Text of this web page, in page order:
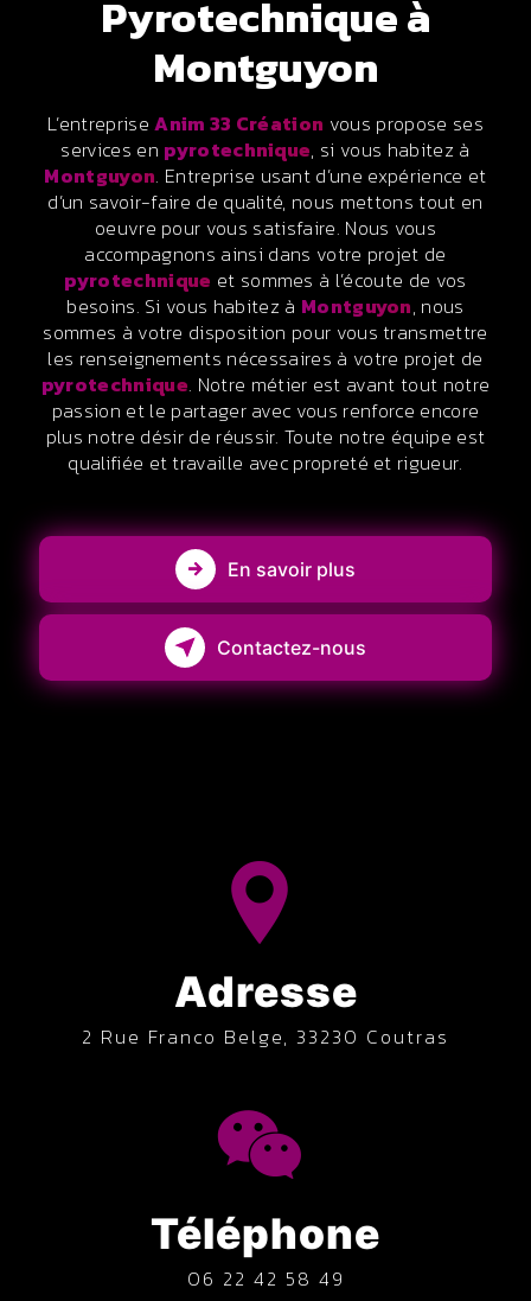
pyrotechnique à
Montguyon
L’entrepriseAnim 33 Création vous propose ses
services en pyrotechnique, si vous habitez à
Montguyon. Entreprise usant d’une expérience et
d’un savoir-faire de qualité, nous mettons tout en
oeuvre pour vous satisfaire. Nous vous
accompagnons ainsi dans votre projet de
pyrotechnique et sommes à l’écoute de vos
besoins. Si vous habitez à Montguyon, nous
sommes à votre disposition pour vous transmettre
les renseignements nécessaires à votre projet de
pyrotechnique. Notre métier est avant tout notre
passion et le partager avec vous renforce encore
plus notre désir de réussir. Toute notre équipe est
qualifiée et travaille avec propreté et rigueur.
En savoir plus
Contactez-nous
Adresse
2 Rue Franco Belge, 33230 Coutras
Téléphone
06 22 42 58 49